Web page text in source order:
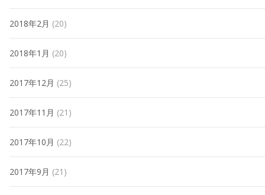
2018年2月 (20)
2018年1月 (20)
2017年12月 (25)
2017年11月 (21)
2017年10月 (22)
2017年9月 (21)